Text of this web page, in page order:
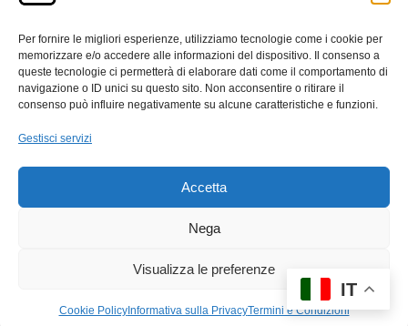
Per fornire le migliori esperienze, utilizziamo tecnologie come i cookie per
memorizzare e/o accedere alle informazioni del dispositivo. Il consenso a
queste tecnologie ci permetterà di elaborare dati come il comportamento di
navigazione o ID unici su questo sito. Non acconsentire o ritirare il
consenso può influire negativamente su alcune caratteristiche e funzioni.
Gestisci servizi
Accetta
Nega
Visualizza le preferenze
Cookie PolicyInformativa sulla PrivacyTermini e Condizioni
in linea con un’estetica compatta e minimale.
F
a
c
e
b
M
a
o
d
E
m
C
o
di
vi
di
IT